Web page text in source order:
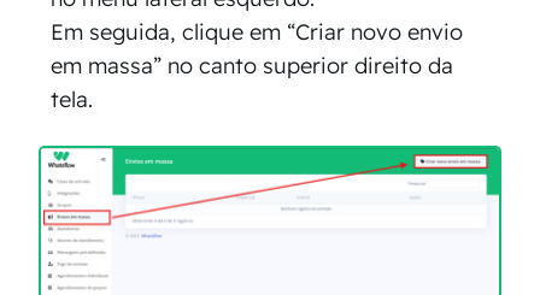
Em seguida, clique em “Criar novo envio
em massa” no canto superior direito da
tela.